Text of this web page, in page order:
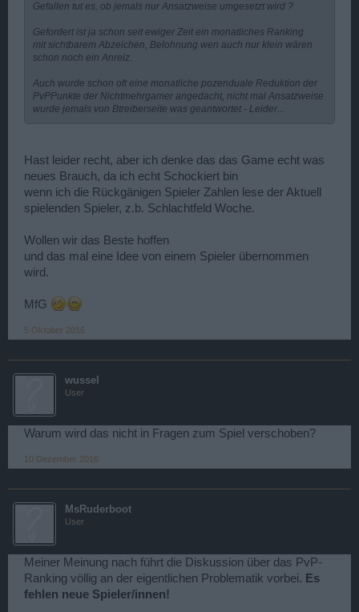
Gefallen tut es, ob jemals nur Ansatzweise umgesetzt wird ?
Gefordert ist ja schon seit ewiger Zeit ein monatliches Ranking
mit sichtbarem Abzeichen, Belohnung wen auch nur klein wären
schon noch ein Anreiz.
Auch wurde schon oft eine monatliche pozenduale Reduktion der
PvPPunkte der Nichtmehrgamer angedacht, nicht mal Ansatzweise
wurde jemals von Btreiberseite was geantwortet - Leider...
Hast leider recht, aber ich denke das das Game echt was
neues Brauch, da ich echt Schockiert bin
wenn ich die Rückgänigen Spieler Zahlen lese der Aktuell
spielenden Spieler, z.b. Schlachtfeld Woche.
Wollen wir das Beste hoffen
und das mal eine Idee von einem Spieler übernommen
wird.
MfG
5 Oktober 2016
wussel
User
Warum wird das nicht in Fragen zum Spiel verschoben?
10 Dezember 2016
MsRuderboot
User
Meiner Meinung nach führt die Diskussion über das PvP-
Ranking völlig an der eigentlichen Problematik vorbei. Es
fehlen neue Spieler/innen!